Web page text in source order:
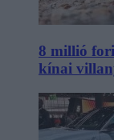
8 millió
kínai